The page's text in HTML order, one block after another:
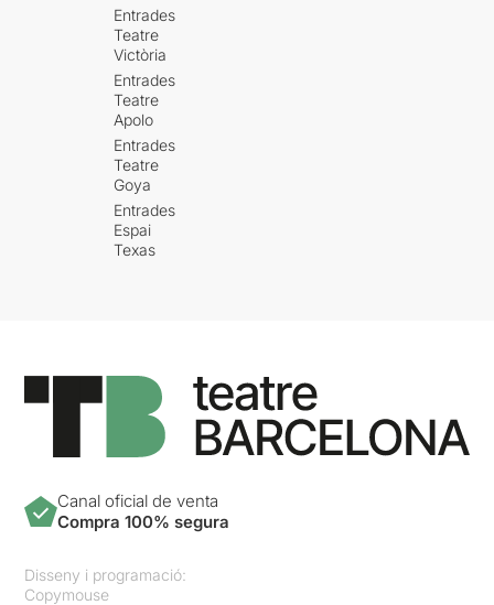
Entrades
Teatre
Victòria
Entrades
Teatre
Apolo
Entrades
Teatre
Goya
Entrades
Espai
Texas
Canal oficial de venta
Compra 100% segura
Disseny i programació:
Copymouse